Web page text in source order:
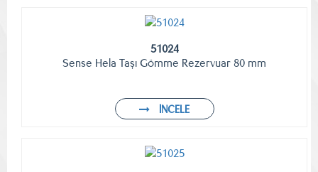
51024
Sense Hela Taşı Gömme Rezervuar 80 mm
İNCELE